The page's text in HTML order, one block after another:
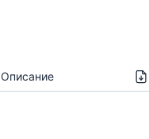
Описание